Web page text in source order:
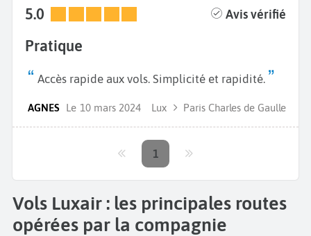
5.0 Avis vérifié
Pratique
Accès rapide aux vols. Simplicité et rapidité.
AGNES Le 10 mars 2024 Lux Paris Charles de Gaulle
1
Vols Luxair : les principales routes
opérées par la compagnie